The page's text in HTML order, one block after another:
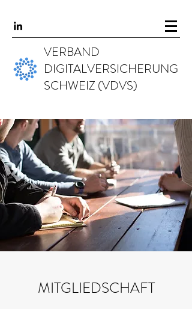
VERBAND
DIGITALVERSICHERUNG
SCHWEIZ (VDVS)
MITGLIEDSCHAFT